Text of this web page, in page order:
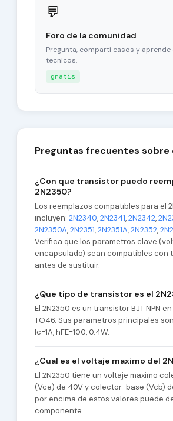
💬
Foro de la comunidad
Pregunta, comparti casos y
tecnicos.
gratis
Preguntas frecuentes sobre
¿Con que transistor puedo
2N2350?
Los reemplazos compatibles para el
incluyen: 2N2340,2N2341,2N2342,
2N2350A,2N2351,2N2351A,2N2352,
Verifica que los parametros clave
encapsulado) sean compatibles con
antes de sustituir.
¿Que tipo de transistor es el
El 2N2350 es un transistor BJT NPN
TO46. Sus parametros principales
Ic=1A, hFE=100, 0.4W.
¿Cual es el voltaje maximo del
El 2N2350 tiene un voltaje maximo
(Vce) de 40V y colector-base (Vcb)
por encima de estos valores puede
componente.